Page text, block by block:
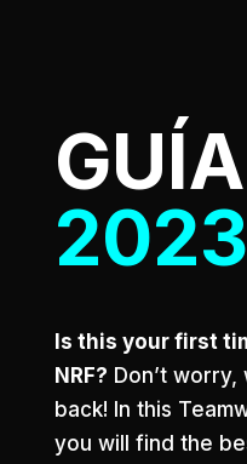
2023
Is this your first
NRF? Don’t
back! In this
you will find the